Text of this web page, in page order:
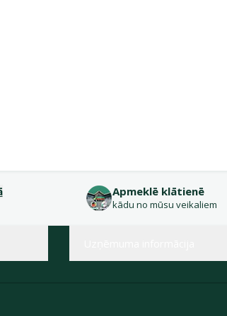
Apmeklē klātienē
kādu no mūsu veikaliem